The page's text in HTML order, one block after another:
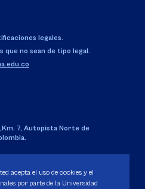
legales.
que no sean de tipo legal.
Km. 7, Autopista Norte de
del 14 de enero de 1980.
acepta el uso de cookies y el
por parte de la Universidad